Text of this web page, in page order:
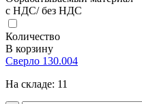
с НДС/ без НДС
Количество
В корзину
Сверло 130.004
На складе: 11